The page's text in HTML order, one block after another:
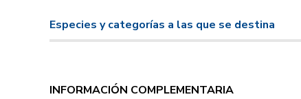
Especies y categorías a las que se destina
INFORMACIÓN COMPLEMENTARIA